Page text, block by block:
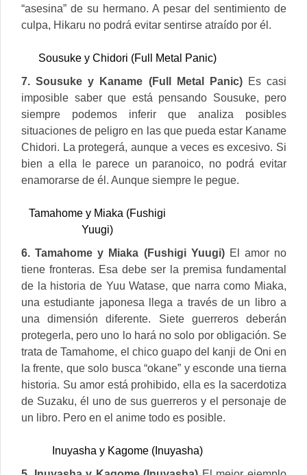
“asesina” de su hermano. A pesar del sentimiento de
culpa, Hikaru no podrá evitar sentirse atraído por él.
Sousuke y Chidori (Full Metal Panic)
7. Sousuke y Kaname (Full Metal Panic)Es casi
imposible saber que está pensando Sousuke, pero
siempre podemos inferir que analiza posibles
situaciones de peligro en las que pueda estar Kaname
Chidori. La protegerá, aunque a veces es excesivo. Si
bien a ella le parece un paranoico, no podrá evitar
enamorarse de él. Aunque siempre le pegue.
Tamahome y Miaka (Fushigi
Yuugi)
6. Tamahome y Miaka (Fushigi Yuugi)El amor no
tiene fronteras. Esa debe ser la premisa fundamental
de la historia de Yuu Watase, que narra como Miaka,
una estudiante japonesa llega a través de un libro a
una dimensión diferente. Siete guerreros deberán
protegerla, pero uno lo hará no solo por obligación. Se
trata de Tamahome, el chico guapo del kanji de Oni en
la frente, que solo busca “okane” y esconde una tierna
historia. Su amor está prohibido, ella es la sacerdotiza
de Suzaku, él uno de sus guerreros y el personaje de
un libro. Pero en el anime todo es posible.
Inuyasha y Kagome (Inuyasha)